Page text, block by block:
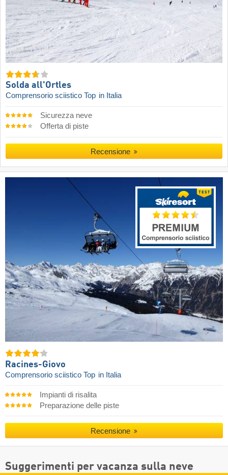
Solda all'Ortles
Comprensorio sciistico Top in Italia
Sicurezza neve
Offerta di piste
Recensione
Racines-Giovo
Comprensorio sciistico Top in Italia
Impianti di risalita
Preparazione delle piste
Recensione
Suggerimenti per vacanza sulla neve